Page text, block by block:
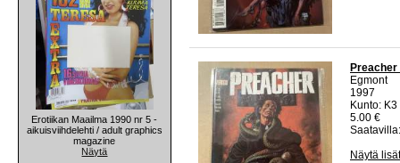
Erotiikan Maailma 1990 nr 5 -
aikuisviihdelehti / adult graphics
magazine
Näytä
Egmont
1997
Kunto:
5.00 €
Näytä